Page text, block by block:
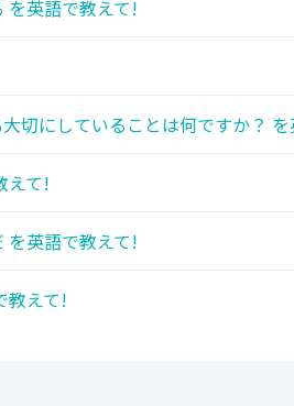
を英語で教えて!
切にしていることは何ですか？
えて!
を英語で教えて!
教えて!